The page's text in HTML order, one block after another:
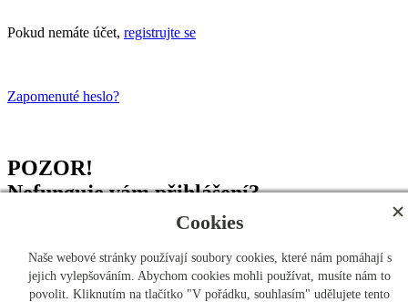
Pokud nemáte účet, registrujte se
Zapomenuté heslo?
POZOR!
Nefunguje vám přihlášení?
Vzhledem k přechodu na vyšší zabezpečení může dojít k
Pokud k takovámu případu dojde, obnovte si prosím své heslozde.
Děkujeme za pochopení. Tým #LaPFAacademia.
Cookies
Naše webové stránky používají soubory cookies, které nám pomáhají s
jejich vylepšováním. Abychom cookies mohli používat, musíte nám to
povolit. Kliknutím na tlačítko "V pořádku, souhlasím" udělujete tento